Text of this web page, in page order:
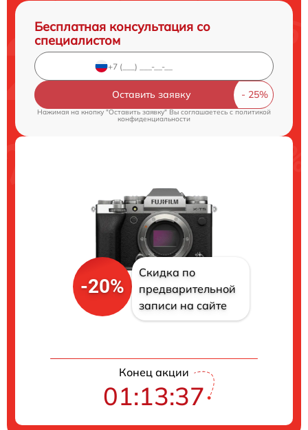
Бесплатная консультация со
специалистом
Оставить заявку
Нажимая на кнопку "Оставить заявку" Вы соглашаетесь c политикой
конфиденциальности
-20%
Скидка по
предварительной
записи на сайте
Конец акции
01:13:37